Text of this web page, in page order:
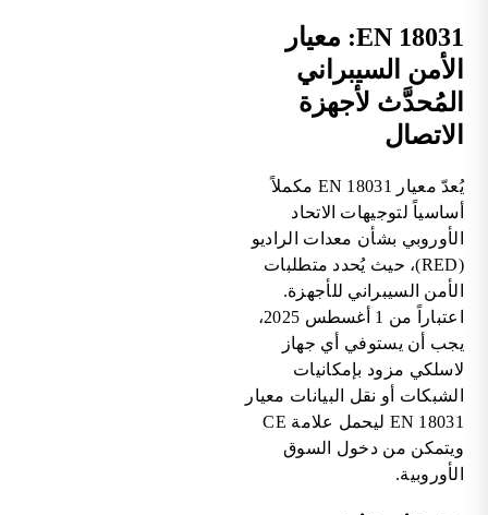
EN 18031: معيار
الأمن السيبراني
المُحدَّث لأجهزة
الاتصال
يُعدّ معيار EN 18031 مكملاً
أساسياً لتوجيهات الاتحاد
الأوروبي بشأن معدات الراديو
(RED)، حيث يُحدد متطلبات
الأمن السيبراني للأجهزة.
اعتباراً من 1 أغسطس 2025،
يجب أن يستوفي أي جهاز
لاسلكي مزود بإمكانيات
الشبكات أو نقل البيانات معيار
EN 18031 ليحمل علامة CE
ويتمكن من دخول السوق
الأوروبية.